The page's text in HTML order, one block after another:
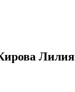
Лилия